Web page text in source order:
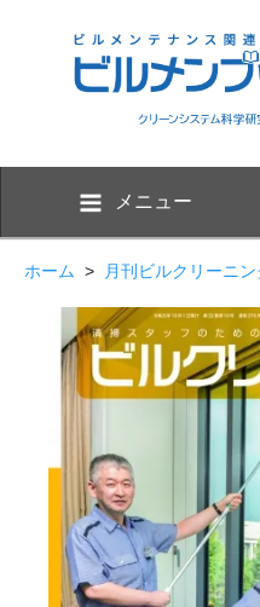
メニュー
ホーム > 月刊ビルクリーニン